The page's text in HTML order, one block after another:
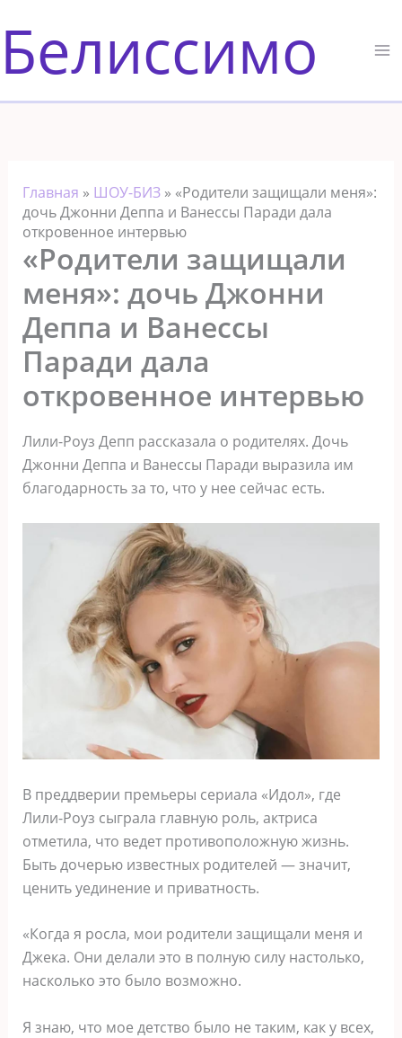
к
содержимому
Белиссимо
Главная » ШОУ-БИЗ» «Родители защищали меня»:
дочь Джонни Деппа и Ванессы Паради дала
откровенное интервью
«Родители защищали
меня»: дочь Джонни
Деппа и Ванессы
Паради дала
откровенное интервью
Лили-Роуз Депп рассказала о родителях. Дочь
Джонни Деппа и Ванессы Паради выразила им
благодарность за то, что у нее сейчас есть.
В преддверии премьеры сериала «Идол», где
Лили-Роуз сыграла главную роль, актриса
отметила, что ведет противоположную жизнь.
Быть дочерью известных родителей — значит,
ценить уединение и приватность.
«Когда я росла, мои родители защищали меня и
Джека. Они делали это в полную силу настолько,
насколько это было возможно.
Я знаю, что мое детство было не таким, как у всех,